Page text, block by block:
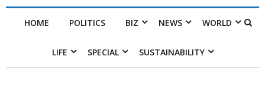
HOME POLITICS BIZ NEWS WORLD
LIFE SPECIAL SUSTAINABILITY